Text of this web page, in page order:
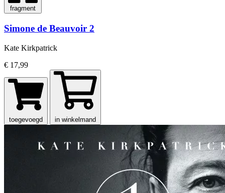
fragment
Simone de Beauvoir 2
Kate Kirkpatrick
€ 17,99
toegevoegd in winkelmand